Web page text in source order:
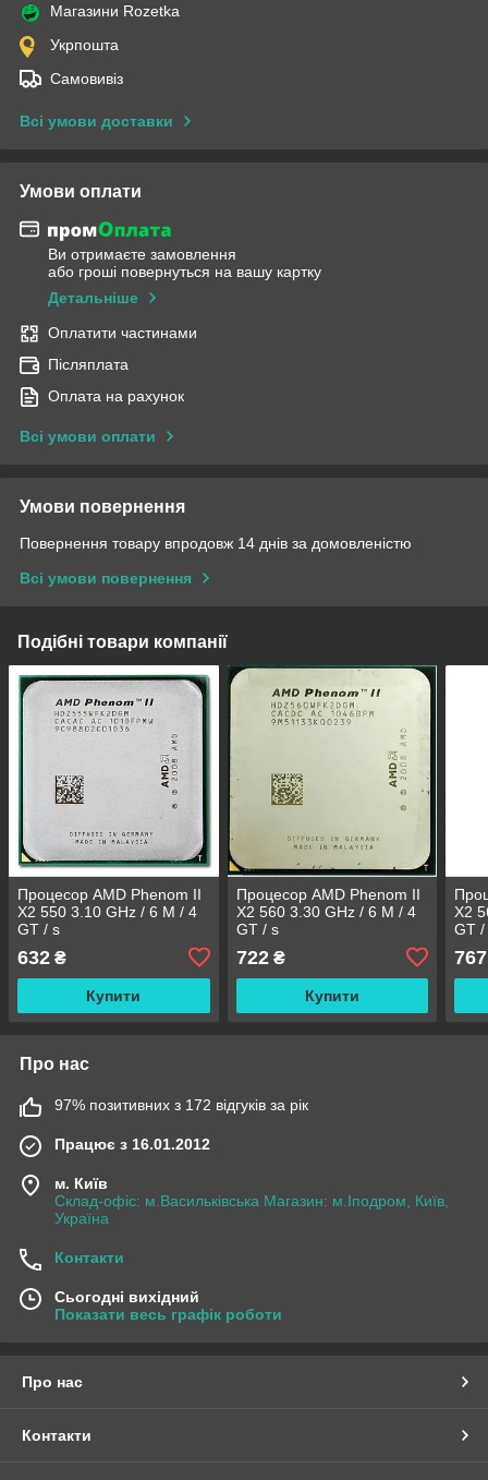
Магазини Rozetka
Укрпошта
Самовивіз
Всі умови доставки
Умови оплати
Ви отримаєте замовлення
або гроші повернуться на вашу картку
Детальніше
Оплатити частинами
Післяплата
Оплата на рахунок
Всі умови оплати
Умови повернення
Повернення товару впродовж 14 днів за домовленістю
Всі умови повернення
Подібні товари компанії
Процесор AMD Phenom II
X2 550 3.10 GHz / 6 M / 4
GT / s
sAM3, tray
632 ₴
Купити
Процесор AMD Phenom II
X2 560 3.30 GHz / 6 M / 4
GT / s
sAM3, tray
722₴
Купити
X2
GT /
767
Про нас
97% позитивних з 172 відгуків за рік
Працює з 16.01.2012
м. Київ
Склад-офіс: м.Васильківська Магазин: м.Іподром, Київ,
Україна
Контакти
Сьогодні вихідний
Показати весь графік роботи
Про нас
Контакти